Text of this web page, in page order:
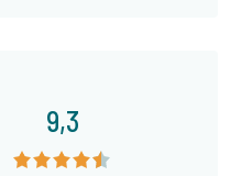
9,3